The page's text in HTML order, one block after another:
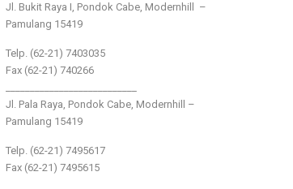
Jl. Bukit Raya I, Pondok Cabe, Modernhill –
Pamulang 15419
Telp. (62-21) 7403035
Fax (62-21) 740266
Jl. Pala Raya, Pondok Cabe, Modernhill –
Pamulang 15419
Telp. (62-21) 7495617
Fax (62-21) 7495615